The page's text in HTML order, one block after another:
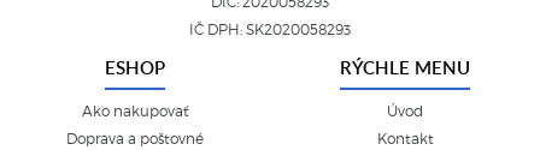
IČ DPH: SK2020058293
ESHOP
Ako nakupovať
Doprava a poštovné
RÝCHLE MENU
Úvod
Kontakt